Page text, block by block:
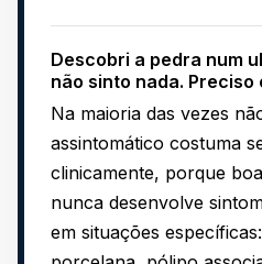
Descobri a pedra num
não sinto nada. Preciso
Na maioria das vezes
assintomático costuma
clinicamente, porque
nunca desenvolve
em situações